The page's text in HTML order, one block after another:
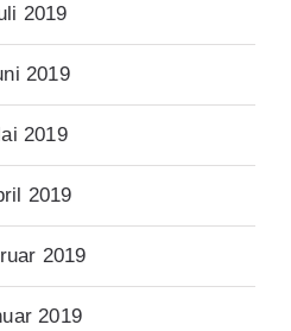
2019
2019
2019
2019
2019
2019